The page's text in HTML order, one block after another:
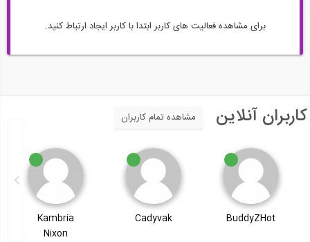
برای مشاهده فعالیت های کاربر ابتدا با کاربر ایجاد ارتباط کنید.
کاربران آنلاین مشاهده تمام کاربران
BuddyZHot
Cadyvak
Kambria
Nixon